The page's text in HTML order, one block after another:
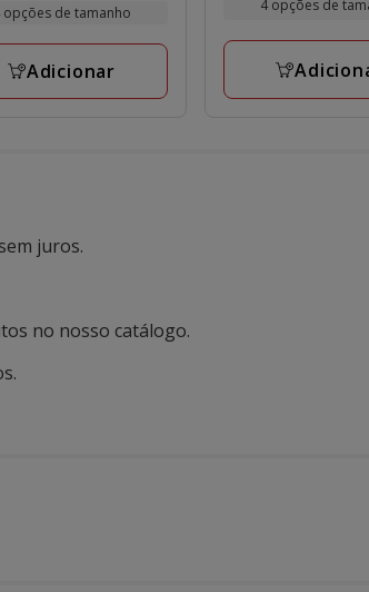
opções de tamanho
Adicionar
4 opções de
juros.
no nosso catálogo.